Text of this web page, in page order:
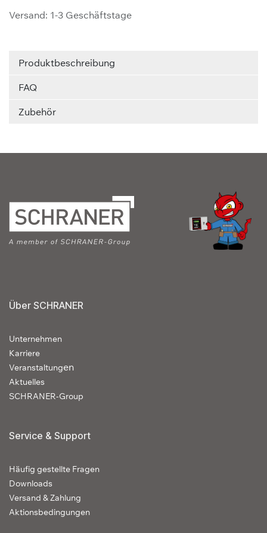
Versand: 1-3 Geschäftstage
Produktbeschreibung
FAQ
Zubehör
Über SCHRANER
Unternehmen
Karriere
Veranstaltungen
Aktuelles
SCHRANER-Group
Service & Support
Häufig gestellte Fragen
Downloads
Versand & Zahlung
Aktionsbedingungen